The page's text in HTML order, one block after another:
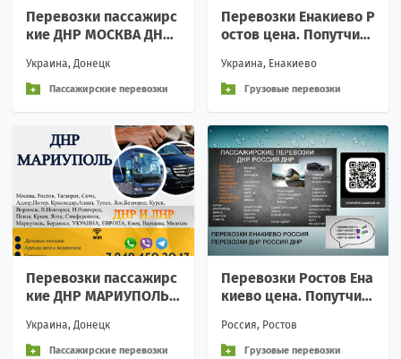
Перевозки пассажирс
кие ДНР МОСКВА ДНР
сание
Украина, Донецк
Пассажирские перевозки
Перевозки Енакиево Р
остов цена. Попутчик
Р
Украина, Енакиево
Грузовые перевозки
Перевозки пассажирс
кие ДНР МАРИУПОЛЬ
асписание Перевозки
па
Украина, Донецк
Пассажирские перевозки
Перевозки Ростов Ена
киево цена. Попутчик
Р
Россия, Ростов
Грузовые перевозки